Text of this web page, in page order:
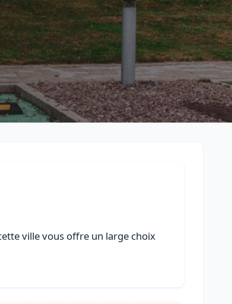
Confidentialité - Service proposé par ViteUnDevis.com-
ville vous offre un large choix